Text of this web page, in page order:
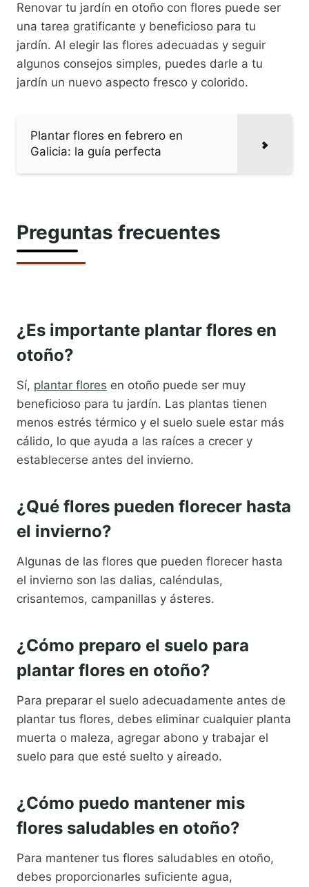
Renovar tu jardín en otoño con flores puede ser
una tarea gratificante y beneficioso para tu
jardín. Al elegir las flores adecuadas y seguir
algunos consejos simples, puedes darle a tu
jardín un nuevo aspecto fresco y colorido.
Plantar flores en febrero en
Galicia: la guía perfecta
Preguntas frecuentes
¿Es importante plantar flores en
otoño?
Sí, plantar flores en otoño puede ser muy
beneficioso para tu jardín. Las plantas tienen
menos estrés térmico y el suelo suele estar más
cálido, lo que ayuda a las raíces a crecer y
establecerse antes del invierno.
¿Qué flores pueden florecer hasta
el invierno?
Algunas de las flores que pueden florecer hasta
el invierno son las dalias, caléndulas,
crisantemos, campanillas y ásteres.
¿Cómo preparo el suelo para
plantar flores en otoño?
Para preparar el suelo adecuadamente antes de
plantar tus flores, debes eliminar cualquier planta
muerta o maleza, agregar abono y trabajar el
suelo para que esté suelto y aireado.
¿Cómo puedo mantener mis
flores saludables en otoño?
Para mantener tus flores saludables en otoño,
debes proporcionarles suficiente agua,